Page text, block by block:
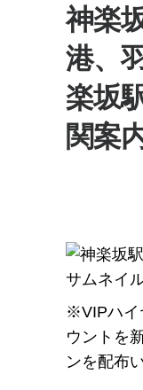
神楽
港、
楽坂
関案
※VIPハイ
ウントを
ンを配布